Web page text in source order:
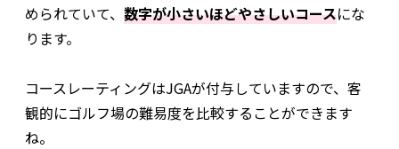
められていて、 数字が小さいほどやさしいコースにな
ります。
コースレーティングはJGAが付与していますので、客
観的にゴルフ場の難易度を比較することができます
ね。